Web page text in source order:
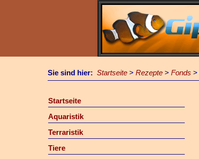
Sie sind hier: Startseite > Rezepte > Fonds >
Startseite
Aquaristik
Terraristik
Tiere